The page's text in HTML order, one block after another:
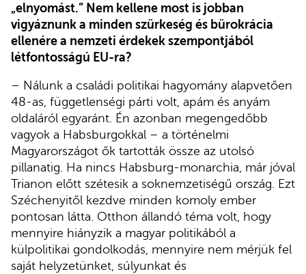
„elnyomást.” Nem kellene most is jobban
vigyáznunk a minden szürkeség és bürokrácia
ellenére a nemzeti érdekek szempontjából
létfontosságú EU-ra?
– Nálunk a családi politikai hagyomány alapvetően
48-as, függetlenségi párti volt, apám és anyám
oldaláról egyaránt. Én azonban megengedőbb
vagyok a Habsburgokkal – a történelmi
Magyarországot ők tartották össze az utolsó
pillanatig. Ha nincs Habsburg-monarchia, már jóval
Trianon előtt szétesik a soknemzetiségű ország. Ezt
Széchenyitől kezdve minden komoly ember
pontosan látta. Otthon állandó téma volt, hogy
mennyire hiányzik a magyar politikából a
külpolitikai gondolkodás, mennyire nem mérjük fel
saját helyzetünket, súlyunkat és